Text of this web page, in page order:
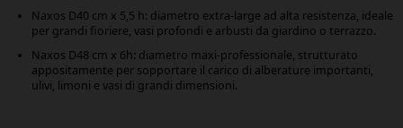
Naxos D40 cm x 5,5 h: diametro extra-large ad alta resistenza, ideale
per grandi fioriere, vasi profondi e arbusti da giardino o terrazzo.
Naxos D48 cm x 6h: diametro maxi-professionale, strutturato
appositamente per sopportare il carico di alberature importanti,
ulivi, limoni e vasi di grandi dimensioni.